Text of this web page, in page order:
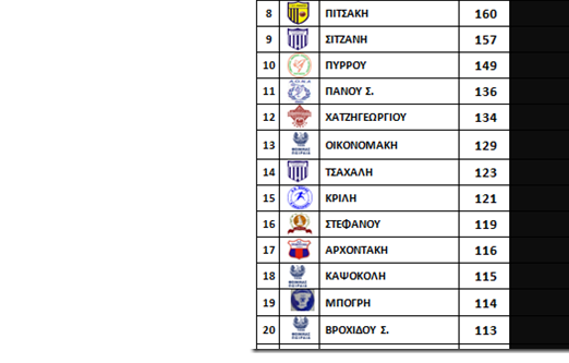
Ο δρόμος για τον 29ο τελικό
U21: Τεράστια πρόκριση για τον
Γ΄ανδρών play offs : "Σκληρό" καρύδι η
Play off B εφήβων Β φάση Στο f4 ΑΕ